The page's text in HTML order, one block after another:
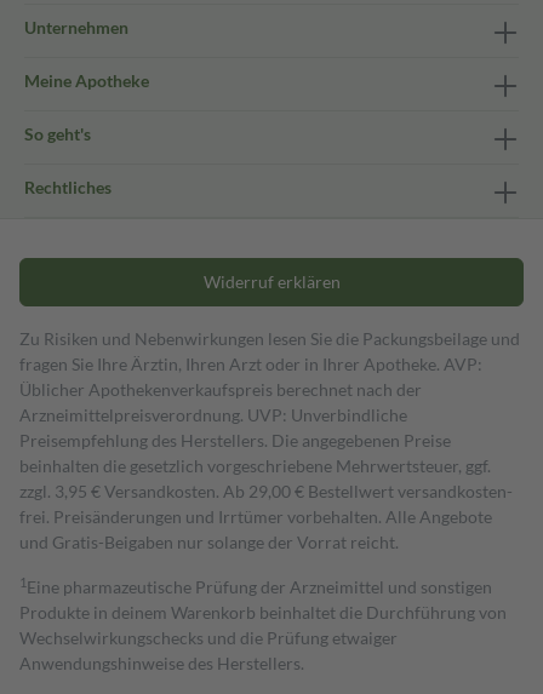
Unternehmen
Meine Apotheke
So geht's
Rechtliches
Widerruf erklären
Zu Risiken und Nebenwirkungen lesen Sie die Packungsbeilage und
fragen Sie Ihre Ärztin, Ihren Arzt oder in Ihrer Apotheke. AVP:
Üblicher Apothekenverkaufspreis berechnet nach der
Arzneimittelpreisverordnung. UVP: Unverbindliche
Preisempfehlung des Herstellers. Die angegebenen Preise
beinhalten die gesetzlich vorgeschriebene Mehrwertsteuer, ggf.
zzgl. 3,95 € Versandkosten. Ab 29,00 € Bestell­wert versand­kosten­
frei. Preisänderungen und Irrtümer vorbehalten. Alle Angebote
und Gratis-Beigaben nur solange der Vorrat reicht.
1 Eine pharmazeutische Prüfung der Arzneimittel und sonstigen
Produkte in deinem Warenkorb beinhaltet die Durchführung von
Wechselwirkungschecks und die Prüfung etwaiger
Anwendungshinweise des Herstellers.